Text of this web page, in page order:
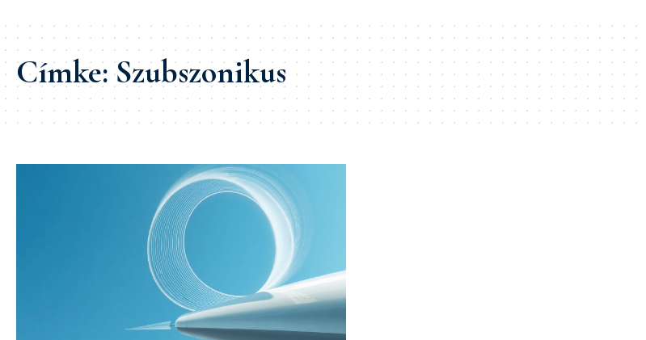
Címke:Szubszonikus